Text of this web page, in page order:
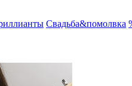
Свадьба&помолвка